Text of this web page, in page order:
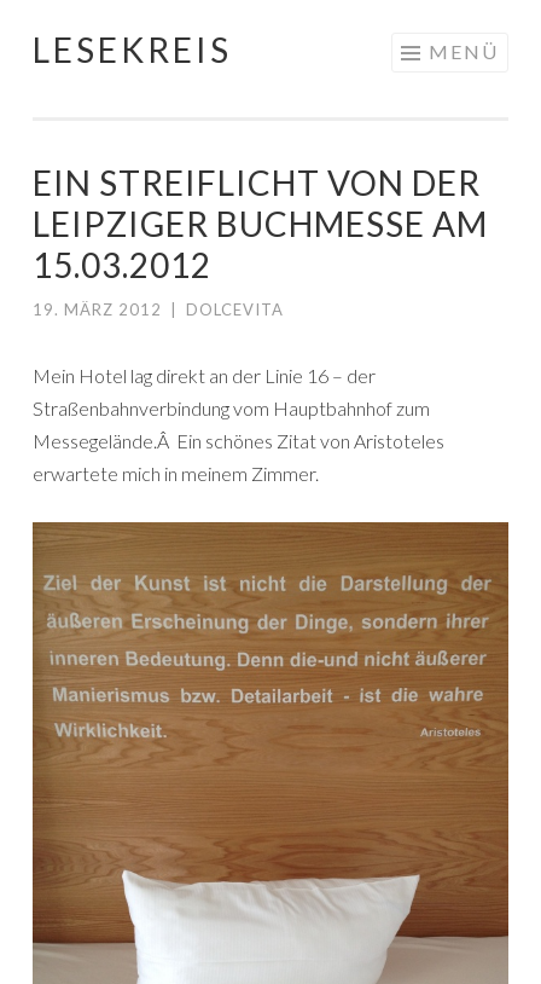
Springe
LESEKREIS MENÜ
EIN STREIFLICHT VON DER
LEIPZIGER BUCHMESSE AM
15.03.2012
19. MÄRZ 2012 DOLCEVITA
Mein Hotel lag direkt an der Linie 16 – der
Straßenbahnverbindung vom Hauptbahnhof zum
Messegelände.Â Ein schönes Zitat von Aristoteles
erwartete mich in meinem Zimmer.